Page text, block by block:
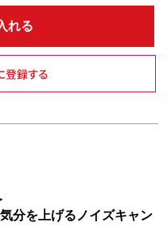
れる
分を上げるノイズキャン